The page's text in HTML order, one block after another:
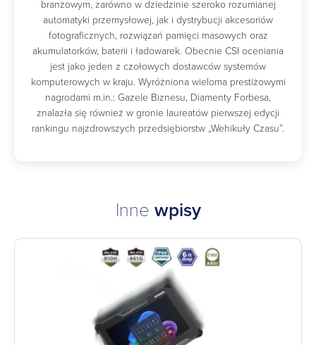
branżowym, zarówno w dziedzinie szeroko rozumianej
automatyki przemysłowej, jak i dystrybucji akcesoriów
fotograficznych, rozwiązań pamięci masowych oraz
akumulatorków, baterii i ładowarek. Obecnie CSI oceniania
jest jako jeden z czołowych dostawców systemów
komputerowych w kraju. Wyróżniona wieloma prestiżowymi
nagrodami m.in.: Gazele Biznesu, Diamenty Forbesa,
znalazła się również w gronie laureatów pierwszej edycji
rankingu najzdrowszych przedsiębiorstw „Wehikuły Czasu”.
Inne wpisy